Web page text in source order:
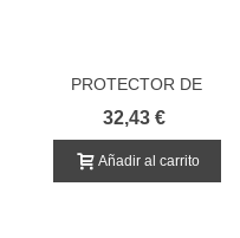
PROTECTOR DE
APARCAMIENTO EN
32,43 €
Añadir al carrito